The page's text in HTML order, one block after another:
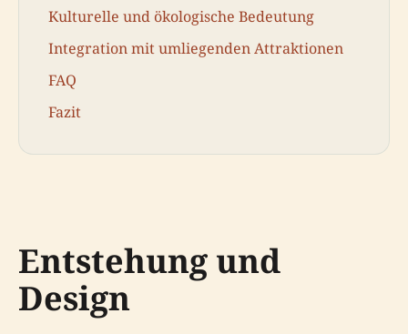
Kulturelle und ökologische Bedeutung
Integration mit umliegenden Attraktionen
FAQ
Fazit
Entstehung und
Design